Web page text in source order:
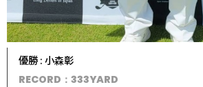
優勝 : 小森彰
RECORD：333YARD